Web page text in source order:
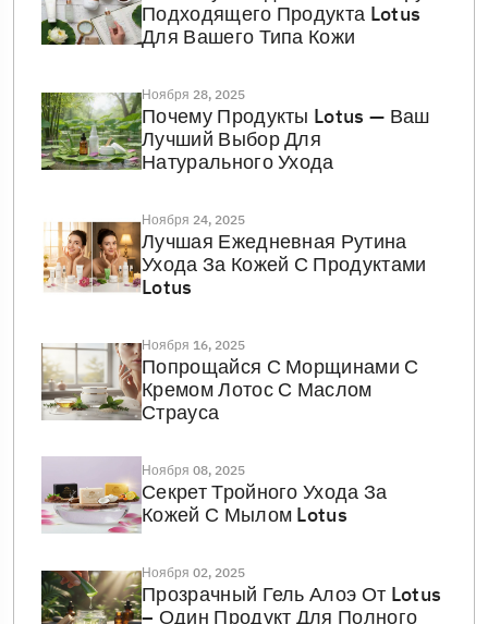
Подходящего Продукта Lotus
Для Вашего Типа Кожи
Ноября 28, 2025
Почему Продукты Lotus — Ваш
Лучший Выбор Для
Натурального Ухода
Ноября 24, 2025
Лучшая Ежедневная Рутина
Ухода За Кожей С Продуктами
Lotus
Ноября 16, 2025
Попрощайся С Морщинами С
Кремом Лотос С Маслом
Страуса
Ноября 08, 2025
Секрет Тройного Ухода За
Кожей С Мылом Lotus
Ноября 02, 2025
Прозрачный Гель Алоэ От Lotus
– Один Продукт Для Полного